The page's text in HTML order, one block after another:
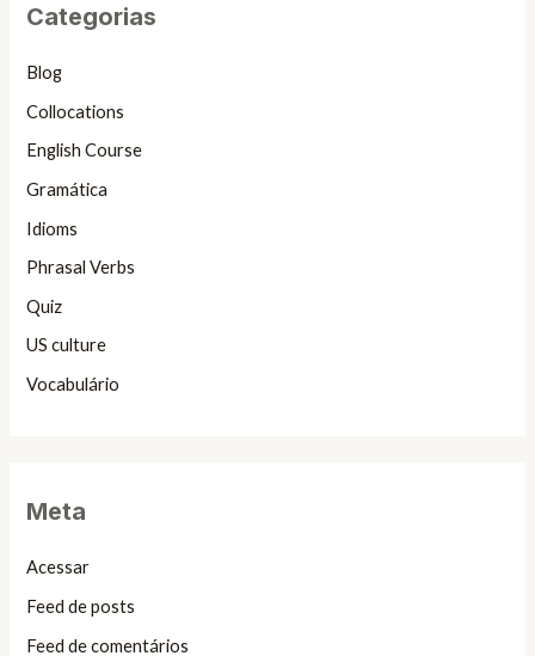
Categorias
Blog
Collocations
English Course
Gramática
Idioms
Phrasal Verbs
Quiz
US culture
Vocabulário
Meta
Acessar
Feed de posts
Feed de comentários